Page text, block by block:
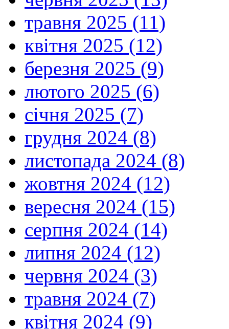
травня 2025 (11)
квітня 2025 (12)
березня 2025 (9)
лютого 2025 (6)
січня 2025 (7)
грудня 2024 (8)
листопада 2024 (8)
жовтня 2024 (12)
вересня 2024 (15)
серпня 2024 (14)
липня 2024 (12)
червня 2024 (3)
травня 2024 (7)
квітня 2024 (9)